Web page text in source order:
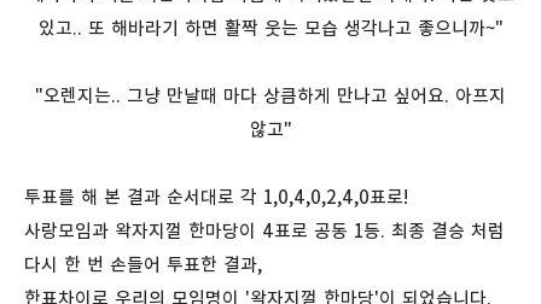
있고.. 또 해바라기 하면 활짝 웃는 모습 생각나고 좋으니까~"
"오렌지는.. 그냥 만날때 마다 상큼하게 만나고 싶어요. 아프지
않고"
투표를 해 본 결과 순서대로 각 1,0,4,0,2,4,0표로!
사랑모임과 왁자지껄 한마당이 4표로 공동 1등. 최종 결승 처럼
다시 한 번 손들어 투표한 결과,
한표차이로 우리의 모임명이 '왁자지껄 한마당'이 되었습니다.